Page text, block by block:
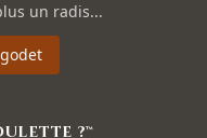
un radis...
?™